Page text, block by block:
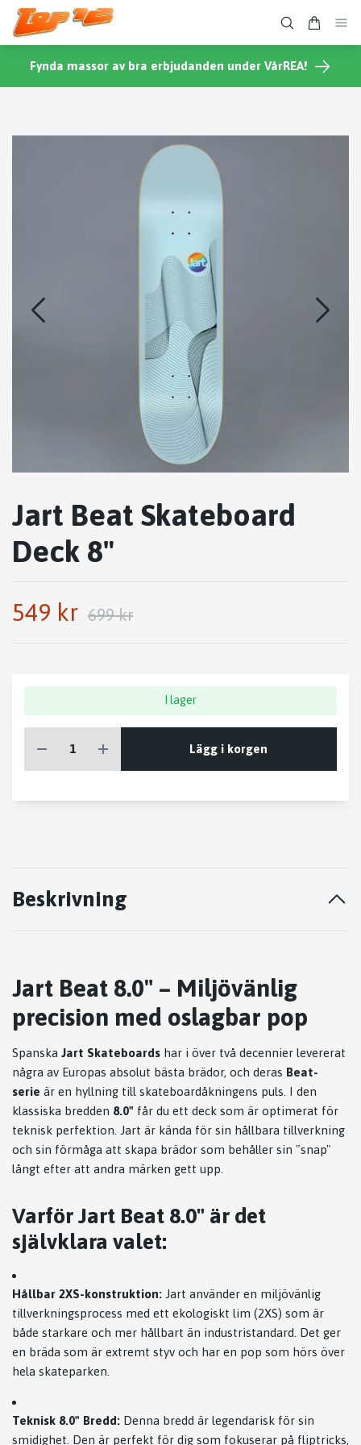
Fynda massor av bra erbjudanden under VårREA!
Jart Beat Skateboard
Deck 8"
549 kr 699 kr
I lager
Lägg i korgen
Beskrivning
Jart Beat 8.0" – Miljövänlig
precision med oslagbar pop
Spanska Jart Skateboards har i över två decennier levererat
några av Europas absolut bästa brädor, och deras Beat-
serie är en hyllning till skateboardåkningens puls. I den
klassiska bredden 8.0" får du ett deck som är optimerat för
teknisk perfektion. Jart är kända för sin hållbara tillverkning
och sin förmåga att skapa brädor som behåller sin "snap"
långt efter att andra märken gett upp.
Varför Jart Beat 8.0" är det
självklara valet:
Hållbar 2XS-konstruktion: Jart använder en miljövänlig
tillverkningsprocess med ett ekologiskt lim (2XS) som är
både starkare och mer hållbart än industristandard. Det ger
en bräda som är extremt styv och har en pop som hörs över
hela skateparken.
Teknisk 8.0" Bredd: Denna bredd är legendarisk för sin
smidighet. Den är perfekt för dig som fokuserar på fliptricks,